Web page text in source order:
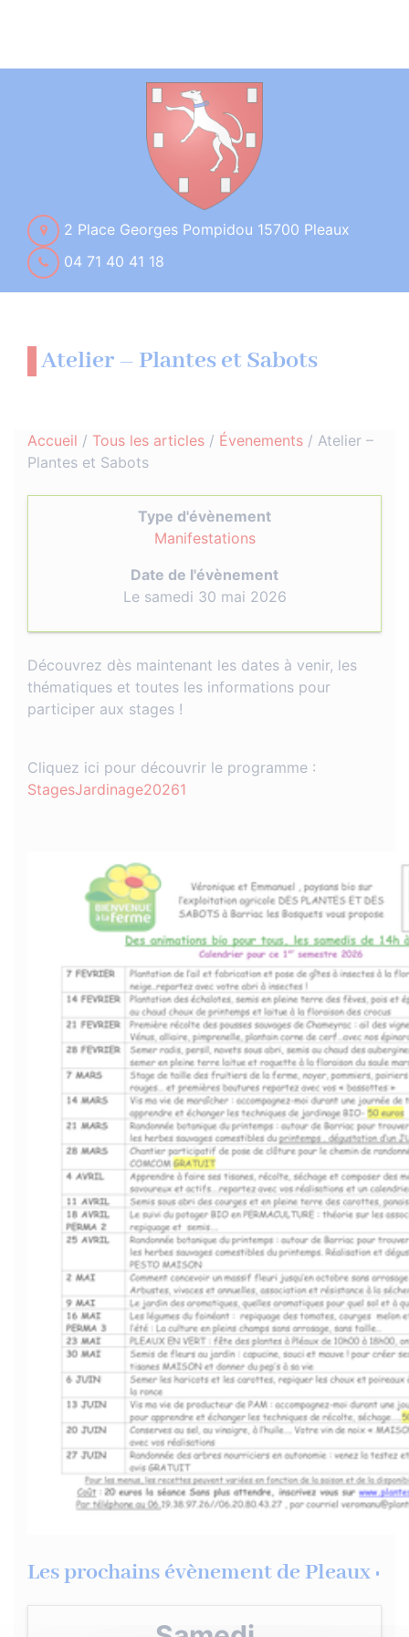
2 Place Georges Pompidou 15700 Pleaux
04 71 40 41 18
Atelier – Plantes et Sabots
Accueil / Tous les articles / Évenements / Atelier –
Plantes et Sabots
Type d'évènement
Manifestations
Date de l'évènement
Le samedi 30 mai 2026
Découvrez dès maintenant les dates à venir, les
thématiques et toutes les informations pour
participer aux stages !
Cliquez ici pour découvrir le programme :
StagesJardinage20261
Les prochains évènement de Pleaux :